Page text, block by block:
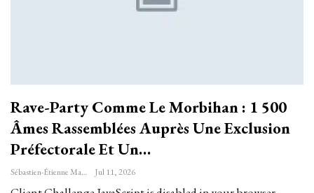
Rave-Party Comme Le Morbihan : 1 500
Âmes Rassemblées Auprès Une Exclusion
Préfectorale Et Un…
Sébastien-Étienne Marechal Jul 11, 2026